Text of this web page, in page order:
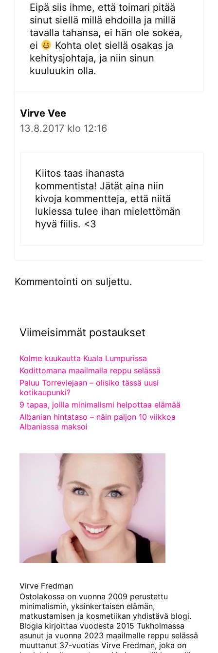
Eipä siis ihme, että toimari pitää
sinut siellä millä ehdoilla ja millä
tavalla tahansa, ei hän ole sokea,
ei
Kohta olet siellä osakas ja
kehitysjohtaja, ja niin sinun
kuuluukin olla.
Virve Vee
13.8.2017 klo 12:16
Kiitos taas ihanasta
kommentista! Jätät aina niin
kivoja kommentteja, että niitä
lukiessa tulee ihan mielettömän
hyvä fiilis. <3
Kommentointi on suljettu.
Viimeisimmät postaukset
Kolme kuukautta Kuala Lumpurissa
Kodittomana maailmalla reppu selässä
Paluu Torreviejaan – olisiko tässä uusi
kotikaupunki?
9 tapaa, joilla minimalismi helpottaa elämää
Albanian hintataso – näin paljon 10 viikkoa
Albaniassa maksoi
Virve Fredman
Ostolakossa on vuonna 2009 perustettu
minimalismin, yksinkertaisen elämän,
matkustamisen ja kosmetiikan yhdistävä blogi.
Blogia kirjoittaa vuodesta 2015 Tukholmassa
asunut ja vuonna 2023 maailmalle reppu selässä
muuttanut 37-vuotias Virve Fredman, joka on